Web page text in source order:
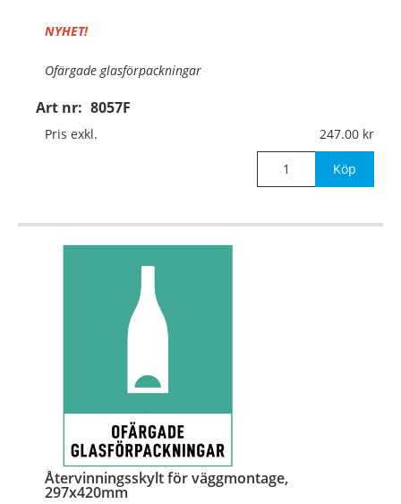
Art nr: 8057F
NYHET!
Ofärgade glasförpackningar
Material:Självhäftande folie
Pris exkl. 247.00
Köp
Återvinningsskylt för väggmontage,
297x420mm